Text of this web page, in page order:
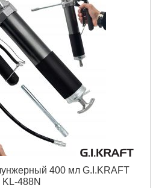
400 мл G.I.KRAFT
KL-488N